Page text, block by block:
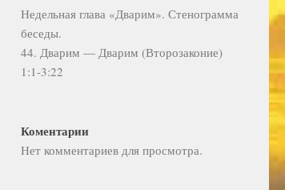
Недельная глава «Дварим». Стенограмма
беседы.
44. Дварим — Дварим (Второзаконие)
1:1-3:22
Коментарии
Нет комментариев для просмотра.